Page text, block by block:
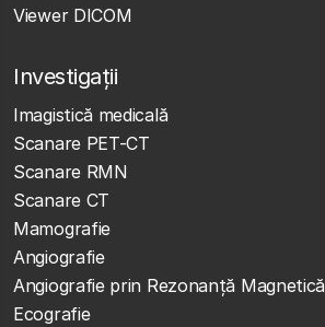
Viewer DICOM
Investigații
Imagistică medicală
Scanare PET-CT
Scanare RMN
Scanare CT
Mamografie
Angiografie
Angiografie prin Rezonanță Magnetică
Ecografie